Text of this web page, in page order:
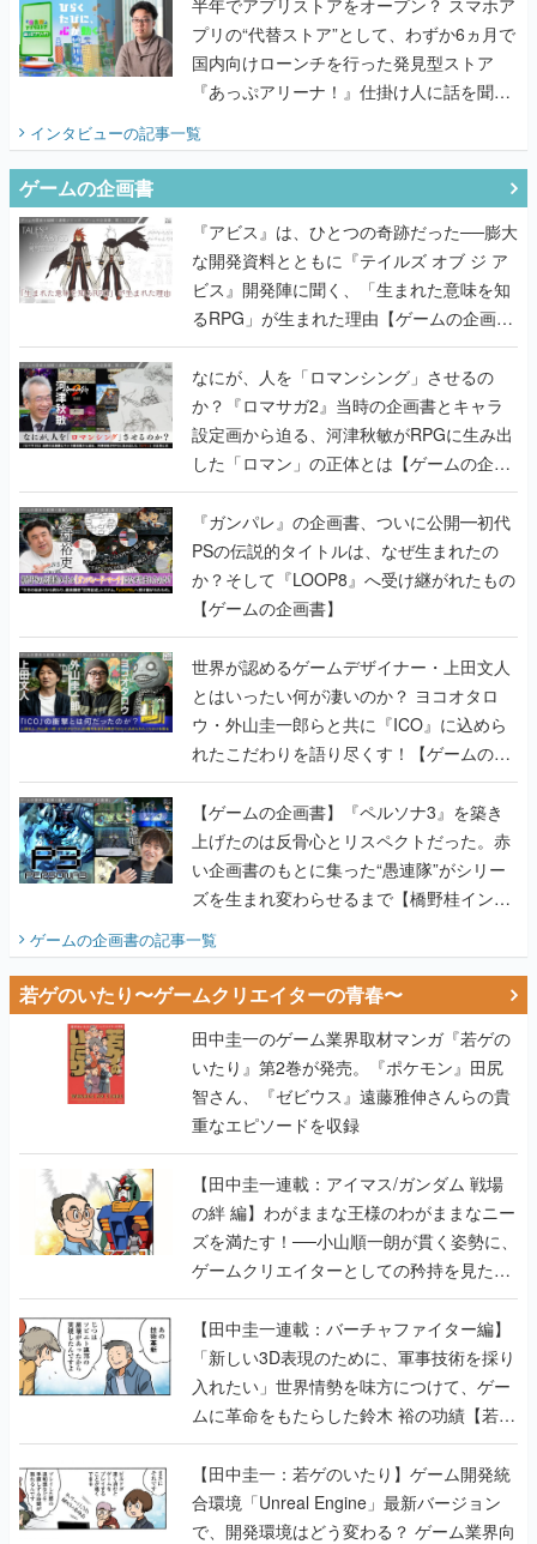
プリの“代替ストア”として、わずか6ヵ月で
国内向けローンチを行った発見型ストア
『あっぷアリーナ！』仕掛け人に話を聞い
インタビューの記事一覧
ゲームの企画書
『アビス』は、ひとつの奇跡だった──膨大
な開発資料とともに『テイルズ オブ ジ ア
ビス』開発陣に聞く、「生まれた意味を知
るRPG」が生まれた理由【ゲームの企画
書】
なにが、人を「ロマンシング」させるの
か？『ロマサガ2』当時の企画書とキャラ
設定画から迫る、河津秋敏がRPGに生み出
した「ロマン」の正体とは【ゲームの企画
書】
『ガンパレ』の企画書、ついに公開━初代
PSの伝説的タイトルは、なぜ生まれたの
か？そして『LOOP8』へ受け継がれたもの
【ゲームの企画書】
世界が認めるゲームデザイナー・上田文人
とはいったい何が凄いのか？ ヨコオタロ
ウ・外山圭一郎らと共に『ICO』に込めら
れたこだわりを語り尽くす！【ゲームの企
画書】
【ゲームの企画書】『ペルソナ3』を築き
上げたのは反骨心とリスペクトだった。赤
い企画書のもとに集った“愚連隊”がシリー
ズを生まれ変わらせるまで【橋野桂インタ
ゲームの企画書の記事一覧
若ゲのいたり〜ゲームクリエイターの青春〜
田中圭一のゲーム業界取材マンガ『若ゲの
いたり』第2巻が発売。『ポケモン』田尻
智さん、『ゼビウス』遠藤雅伸さんらの貴
重なエピソードを収録
【田中圭一連載：アイマス/ガンダム 戦場
の絆 編】わがままな王様のわがままなニー
ズを満たす！──小山順一朗が貫く姿勢に、
ゲームクリエイターとしての矜持を見た
【若ゲのいたり最終回】
【田中圭一連載：バーチャファイター編】
「新しい3D表現のために、軍事技術を採り
入れたい」世界情勢を味方につけて、ゲー
ムに革命をもたらした鈴木 裕の功績【若ゲ
のいたり】
【田中圭一：若ゲのいたり】ゲーム開発統
合環境「Unreal Engine」最新バージョン
で、開発環境はどう変わる？ ゲーム業界向